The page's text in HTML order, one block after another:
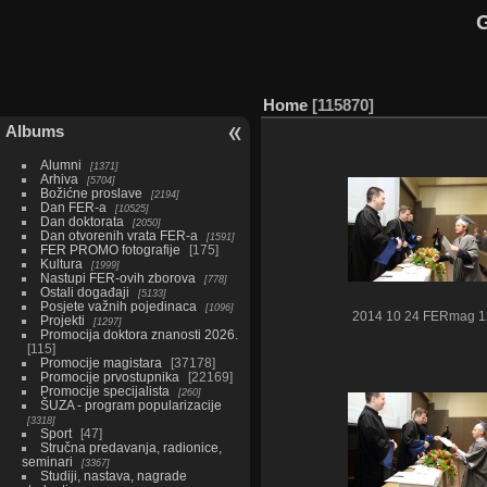
Albums
Alumni 1371
Arhiva 5704
Božićne proslave 2194
Dan FER-a 10525
Dan doktorata 2050
Dan otvorenih vrata FER-a 1591
FER PROMO fotografije
175
Kultura
1999
Nastupi FER-ovih zborova 778
Ostali događaji 5133
Posjete važnih pojedinaca 1096
Projekti 1297
Promocija doktora znanosti 2026.
115
Promocije magistara
37178
Promocije prvostupnika
22169
Promocije specijalista
260
ŠUZA - program popularizacije
3318
Sport
47
Stručna predavanja, radionice,
seminari
3367
Studiji, nastava, nagrade
Home 115870
2014 10 24 FERmag